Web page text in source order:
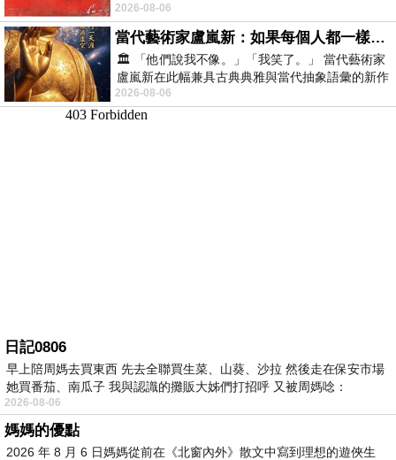
向裂隙的亮處探索另一個心聲另一個共鳴的
2026-08-06
當代藝術家盧嵐新：如果每個人都一樣，這世界該有多無聊？
🏛️ 「他們說我不像。」「我笑了。」 當代藝術家
盧嵐新在此幅兼具古典典雅與當代抽象語彙的新作
中，以沈靜的藍色空間為背景，描繪了
2026-08-06
日記0806
早上陪周媽去買東西 先去全聯買生菜、山葵、沙拉 然後走在保安市場
她買番茄、南瓜子 我與認識的攤販大姊們打招呼 又被周媽唸：
2026-08-06
媽媽的優點
2026 年 8 月 6 日媽媽從前在《北窗內外》散文中寫到理想的遊俠生